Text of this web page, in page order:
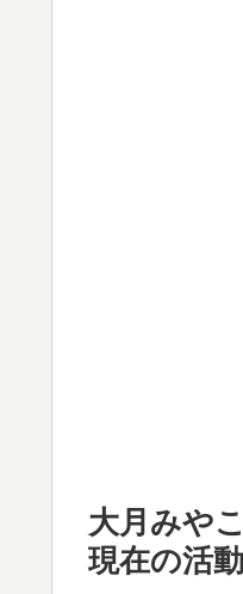
大月みや
現在の活